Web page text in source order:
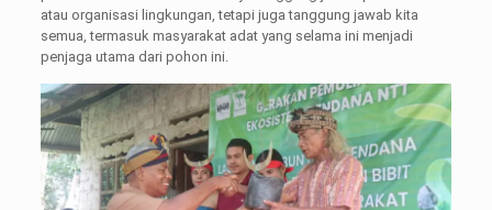
atau organisasi lingkungan, tetapi juga tanggung jawab kita
semua, termasuk masyarakat adat yang selama ini menjadi
penjaga utama dari pohon ini.